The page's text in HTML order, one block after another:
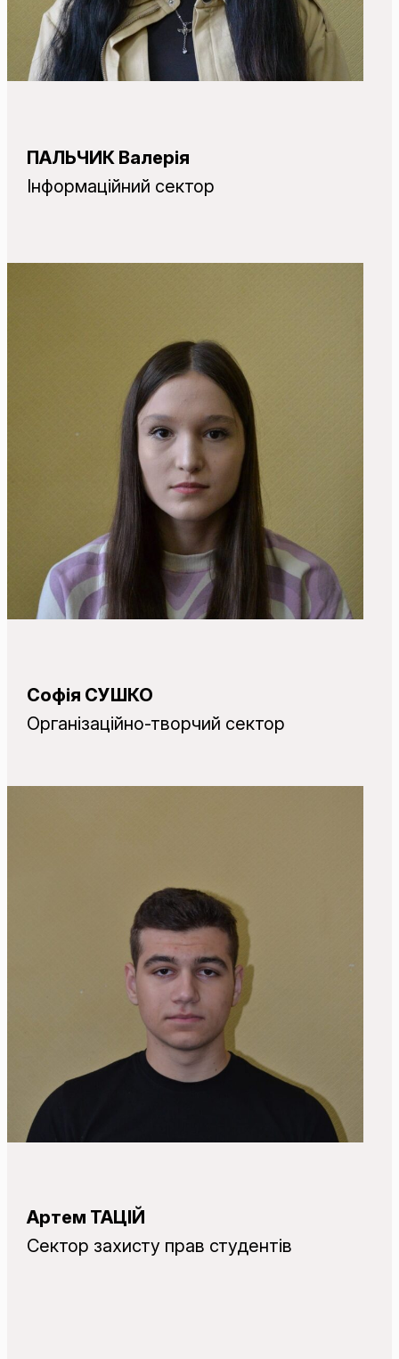
ПАЛЬЧИК Валерія
Інформаційний сектор
Софія СУШКО
Організаційно-творчий сектор
Артем ТАЦІЙ
Сектор захисту прав студентів